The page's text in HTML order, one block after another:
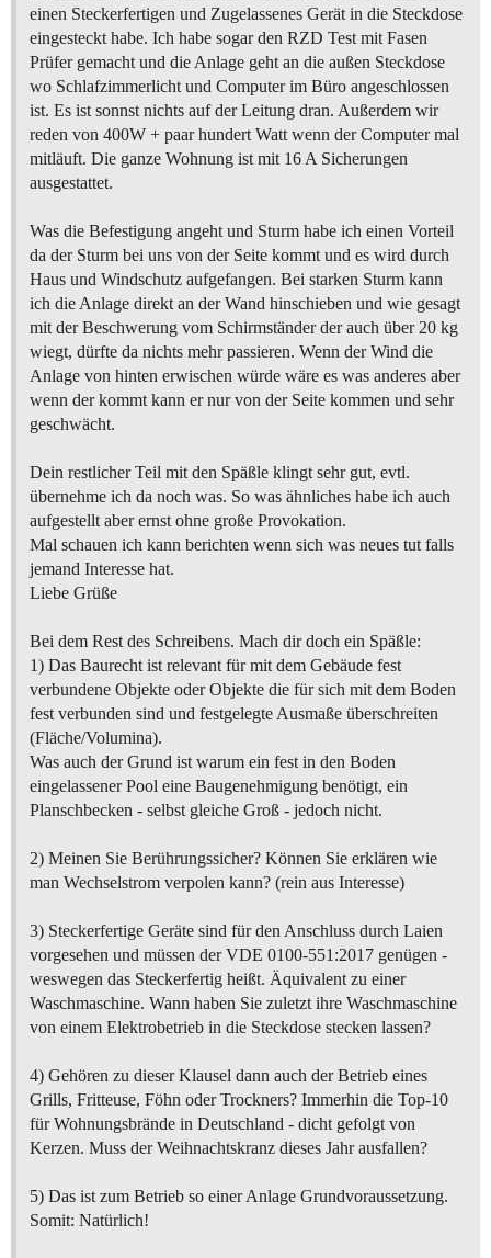
einen Steckerfertigen und Zugelassenes Gerät in die Steckdose
eingesteckt habe. Ich habe sogar den RZD Test mit Fasen
Prüfer gemacht und die Anlage geht an die außen Steckdose
wo Schlafzimmerlicht und Computer im Büro angeschlossen
ist. Es ist sonnst nichts auf der Leitung dran. Außerdem wir
reden von 400W + paar hundert Watt wenn der Computer mal
mitläuft. Die ganze Wohnung ist mit 16 A Sicherungen
ausgestattet.
Was die Befestigung angeht und Sturm habe ich einen Vorteil
da der Sturm bei uns von der Seite kommt und es wird durch
Haus und Windschutz aufgefangen. Bei starken Sturm kann
ich die Anlage direkt an der Wand hinschieben und wie gesagt
mit der Beschwerung vom Schirmständer der auch über 20 kg
wiegt, dürfte da nichts mehr passieren. Wenn der Wind die
Anlage von hinten erwischen würde wäre es was anderes aber
wenn der kommt kann er nur von der Seite kommen und sehr
geschwächt.
Dein restlicher Teil mit den Späßle klingt sehr gut, evtl.
übernehme ich da noch was. So was ähnliches habe ich auch
aufgestellt aber ernst ohne große Provokation.
Mal schauen ich kann berichten wenn sich was neues tut falls
jemand Interesse hat.
Liebe Grüße
Bei dem Rest des Schreibens. Mach dir doch ein Späßle:
1) Das Baurecht ist relevant für mit dem Gebäude fest
verbundene Objekte oder Objekte die für sich mit dem Boden
fest verbunden sind und festgelegte Ausmaße überschreiten
(Fläche/Volumina).
Was auch der Grund ist warum ein fest in den Boden
eingelassener Pool eine Baugenehmigung benötigt, ein
Planschbecken - selbst gleiche Groß - jedoch nicht.
2) Meinen Sie Berührungssicher? Können Sie erklären wie
man Wechselstrom verpolen kann? (rein aus Interesse)
3) Steckerfertige Geräte sind für den Anschluss durch Laien
vorgesehen und müssen der VDE 0100-551:2017 genügen -
weswegen das Steckerfertig heißt. Äquivalent zu einer
Waschmaschine. Wann haben Sie zuletzt ihre Waschmaschine
von einem Elektrobetrieb in die Steckdose stecken lassen?
4) Gehören zu dieser Klausel dann auch der Betrieb eines
Grills, Fritteuse, Föhn oder Trockners? Immerhin die Top-10
für Wohnungsbrände in Deutschland - dicht gefolgt von
Kerzen. Muss der Weihnachtskranz dieses Jahr ausfallen?
5) Das ist zum Betrieb so einer Anlage Grundvoraussetzung.
Somit: Natürlich!